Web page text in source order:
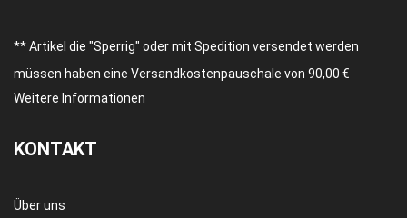
** Artikel die "Sperrig" oder mit Spedition versendet werden
müssen haben eine Versandkostenpauschale von 90,00 €
Weitere Informationen
KONTAKT
Über uns